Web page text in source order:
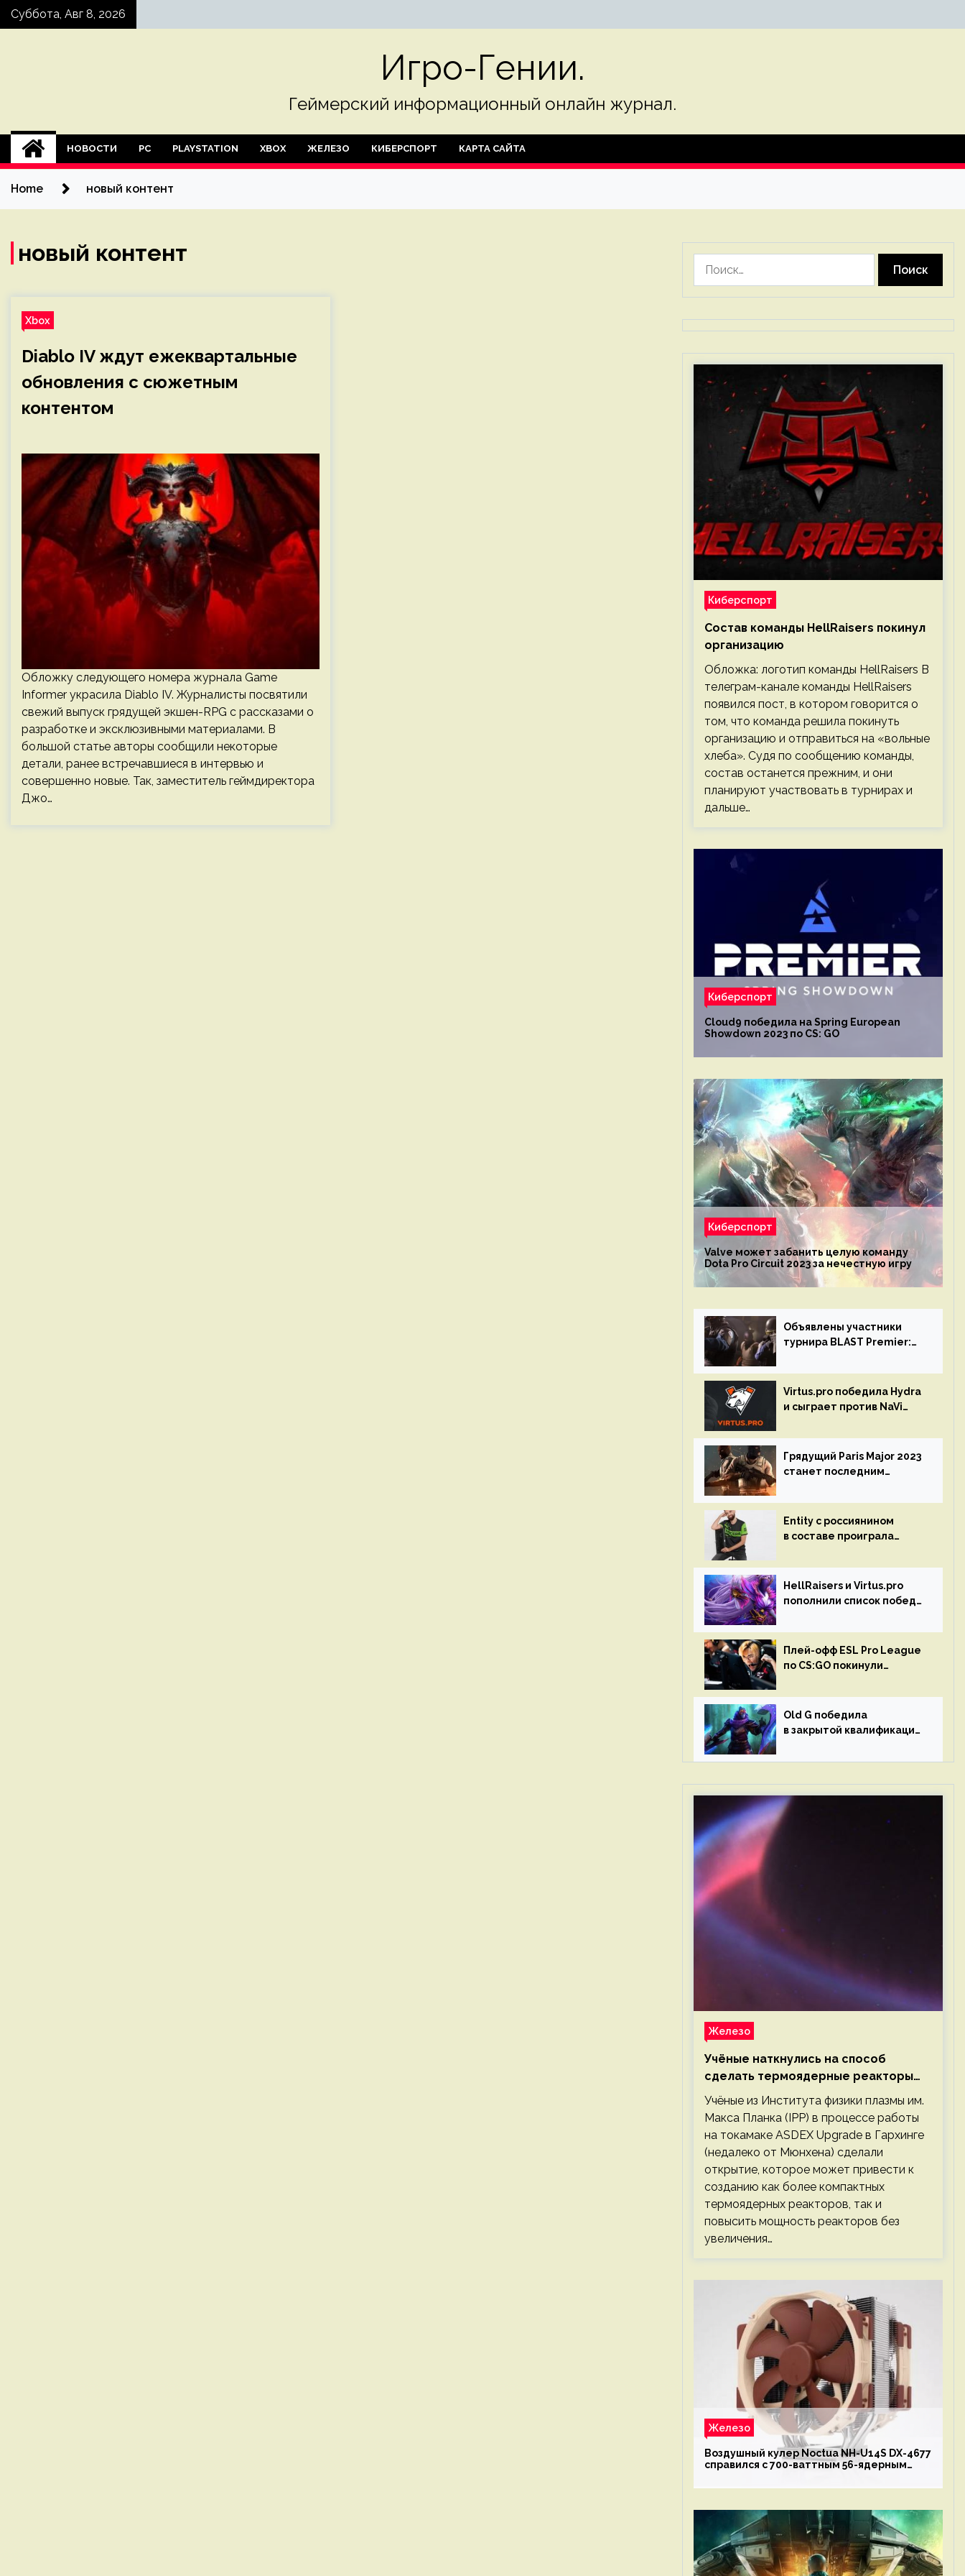
SkipСуббота, Авг 8, 2026
Игро-Гении.
Геймерский информационный онлайн журнал.
НОВОСТИ PC PLAYSTATION XBOX ЖЕЛЕЗО КИБЕРСПОРТ КАРТА САЙТА
Home новый контент
новый контент
Xbox
Diablo IV ждут ежеквартальные
обновления с сюжетным
контентом
Обложку следующего номера журнала Game
Informer украсила Diablo IV. Журналисты посвятили
свежий выпуск грядущей экшен-RPG с рассказами о
разработке и эксклюзивными материалами. В
большой статье авторы сообщили некоторые
детали, ранее встречавшиеся в интервью и
совершенно новые. Так, заместитель геймдиректора
Джо…
Киберспорт
Состав команды HellRaisers покинул
организацию
Обложка: логотип команды HellRaisers В
телеграм-канале команды HellRaisers
появился пост, в котором говорится о
том, что команда решила покинуть
организацию и отправиться на «вольные
хлеба». Судя по сообщению команды,
состав останется прежним, и они
планируют участвовать в турнирах и
дальше…
Киберспорт
Cloud9 победила на Spring European
Showdown 2023 по CS: GO
Киберспорт
Valve может забанить целую команду
Dota Pro Circuit 2023 за нечестную игру
Объявлены участники
турнира BLAST Premier:
Virtus.pro победила Hydra
и сыграет против NaVi
Circuit
Грядущий Paris Major 2023
станет последним
GO
Entity с россиянином
в составе проиграла
Circuit 2023
HellRaisers и Virtus.pro
пополнили список побед
Плей-офф ESL Pro League
по CS:GO покинули
Old G победила
в закрытой квалификации
Западной Европы
Железо
Учёные наткнулись на способ
сделать термоядерные реакторы
более компактными или мощными
Учёные из Института физики плазмы им.
Макса Планка (IPP) в процессе работы
на токамаке ASDEX Upgrade в Гархинге
(недалеко от Мюнхена) сделали
открытие, которое может привести к
созданию как более компактных
термоядерных реакторов, так и
повысить мощность реакторов без
увеличения…
Железо
Воздушный кулер Noctua NH-U14S DX-4677
справился с 700-ваттным 56-ядерным